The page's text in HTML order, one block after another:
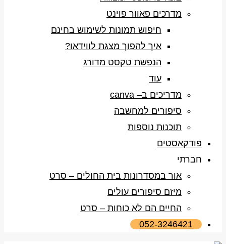
מדרכים פאוור פוינט
חיפוש תמונות לשימוש בחינם
איך להפוך מצגת לווידאו?
הנפשת טקסט מדורג
עוד
מדריכים ב– canva
סיפורים למחשבה
תוכנות נוספות
פודקאסטים
חברתי
אור במסדרונות בית החולים – סרט
מיזם סיפורים עולים
החיים הם לא כוחות – סרט
052-3246421